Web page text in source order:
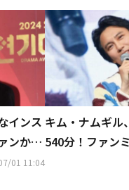
インス
ンから
01 11:04
キム・ナムギル
540分！ファン
彩な姿を披露